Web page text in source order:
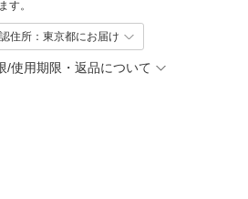
す。
住所：東京都にお届け
/使用期限・返品について